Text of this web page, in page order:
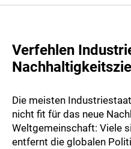
Verfehlen
Die meisten
nicht fit für das neue
Weltgemeinschaft: Viele
entfernt die globalen